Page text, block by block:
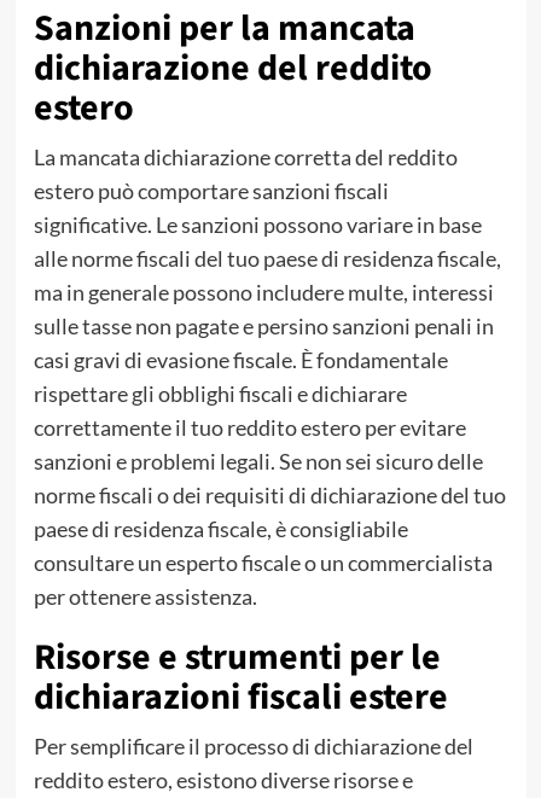
Sanzioni per la mancata
dichiarazione del reddito
estero
La mancata dichiarazione corretta del reddito
estero può comportare sanzioni fiscali
significative. Le sanzioni possono variare in base
alle norme fiscali del tuo paese di residenza fiscale,
ma in generale possono includere multe, interessi
sulle tasse non pagate e persino sanzioni penali in
casi gravi di evasione fiscale. È fondamentale
rispettare gli obblighi fiscali e dichiarare
correttamente il tuo reddito estero per evitare
sanzioni e problemi legali. Se non sei sicuro delle
norme fiscali o dei requisiti di dichiarazione del tuo
paese di residenza fiscale, è consigliabile
consultare un esperto fiscale o un commercialista
per ottenere assistenza.
Risorse e strumenti per le
dichiarazioni fiscali estere
Per semplificare il processo di dichiarazione del
reddito estero, esistono diverse risorse e